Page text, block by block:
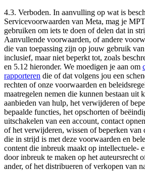
4.3. Verboden. In aanvulling op wat is
Servicevoorwaarden van Meta, mag je
gebruiken om iets te doen of delen dat in
Aanvullende voorwaarden, of andere
die van toepassing zijn op jouw gebruik
inclusief, maar niet beperkt tot, zoals
en 5.12 hieronder. We moedigen je aan om
rapporteren die of dat volgens jou een
rechten of onze voorwaarden en
maatregelen nemen die kunnen bestaan uit
aanbieden van hulp, het verwijderen of
bepaalde functies, het opschorten of
uitschakelen van een account, contact
of het verwijderen, wissen of beperken van
die in strijd is met deze voorwaarden en
content die inbreuk maakt op intellectuele-
door inbreuk te maken op het auteursrecht
ander, of het distribueren of verkopen van